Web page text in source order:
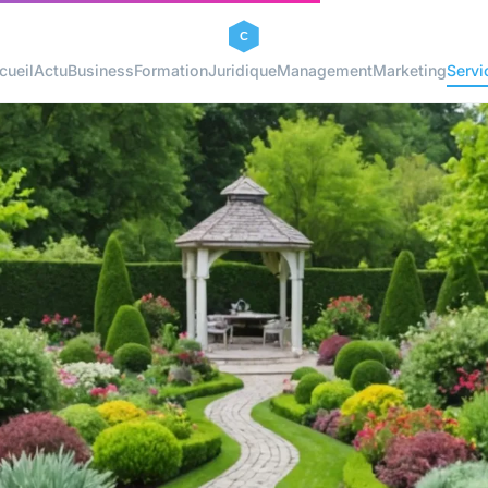
ActuBusinessFormationJuridiqueManagementMarketing